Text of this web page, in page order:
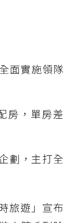
面實施領隊
房，單房差
劃，主打全
旅遊」宣布